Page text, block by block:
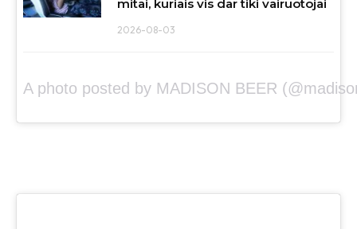
mitai, kuriais vis dar tiki vairuotojai
2026-08-03
A photo posted by MADISON BEER